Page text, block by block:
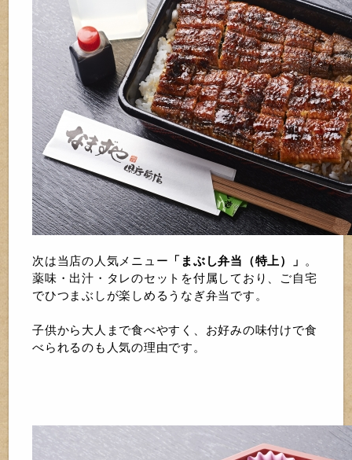
次は当店の人気メニュー 「まぶし弁当（特上）」 。
薬味・出汁・タレのセットを付属しており、ご自宅
でひつまぶしが楽しめるうなぎ弁当です。
子供から大人まで食べやすく、お好みの味付けで食
べられるのも人気の理由です。